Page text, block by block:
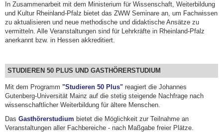
In Zusammenarbeit mit dem Ministerium für Wissenschaft, Weiterbildung
und Kultur Rheinland-Pfalz bietet das ZWW Seminare an, um Fachwissen
zu aktualisieren und neue methodische und didaktische Ansätze zu
vermitteln. Alle Veranstaltungen sind für Lehrkräfte in Rheinland-Pfalz
anerkannt bzw. in Hessen akkreditiert.
STUDIEREN 50 PLUS UND GASTHÖRERSTUDIUM
Mit dem Programm "Studieren 50 Plus" reagiert die Johannes
Gutenberg-Universität Mainz auf die stetig steigende Nachfrage nach
wissenschaftlicher Weiterbildung für ältere Menschen.
Das Gasthörerstudium bietet die Möglichkeit zur Teilnahme an
Veranstaltungen aller Fachbereiche - nach Maßgabe freier Plätze.